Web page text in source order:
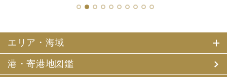
1 2 3 4 5 6 7 8 9 10
エリア・海域
港・寄港地図鑑